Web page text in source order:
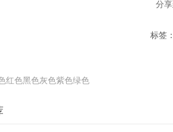
分享
标签：
红色黑色灰色紫色绿色